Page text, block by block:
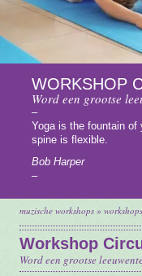
Home
En Meer – Muzische
Doelgroepen
Tarieven
Vacature
Contact
WORKSHOP
Word een grootse
–
Yoga is the fountain of
spine is flexible.
Bob Harper
–
muzische workshops » workshops
Workshop
Word een grootse